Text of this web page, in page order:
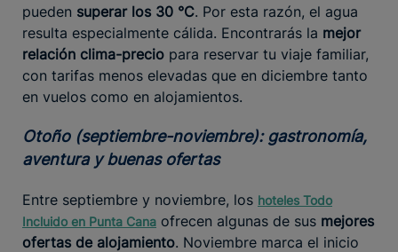
pueden superar los 30 °C. Por esta razón, el agua
resulta especialmente cálida. Encontrarás la mejor
relación clima-precio para reservar tu viaje familiar,
con tarifas menos elevadas que en diciembre tanto
en vuelos como en alojamientos.
Otoño (septiembre-noviembre): gastronomía,
aventura y buenas ofertas
Entre septiembre y noviembre, los hoteles Todo
Incluido en Punta Cana ofrecen algunas de sus mejores
ofertas de alojamiento. Noviembre marca el inicio